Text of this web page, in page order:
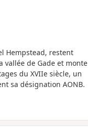
Hempstead, restent
vallée de Gade et monte
du XVIIe siècle, un
sa désignation AONB.